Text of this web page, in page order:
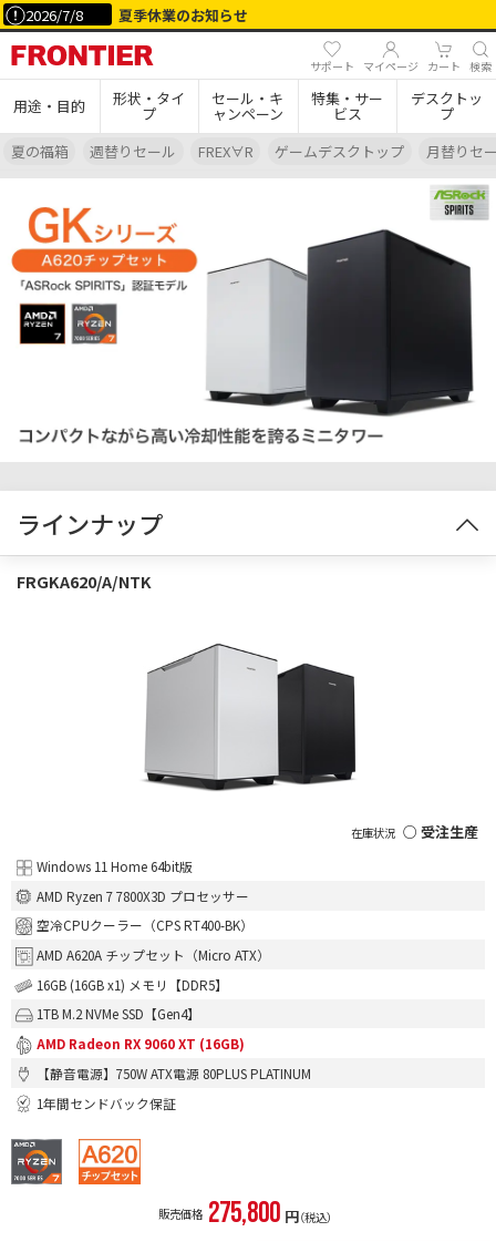
2026/7/8 夏季休業のお知らせ
サポート マイページ カート 検索
用途・目的 形状・タイ
プ
セール・キ
ャンペーン
特集・サー
ビス
デスクトッ
プ
夏の福箱
週替りセール FREX∀R ゲームデスクトップ 月替りセ
ラインナップ
FRGKA620/A/NTK
○ 受注生産
Windows 11 Home 64bit版
AMD Ryzen 7 7800X3D プロセッサー
空冷CPUクーラー（CPS RT400-BK）
AMD A620A チップセット（Micro ATX）
16GB (16GB x1) メモリ【DDR5】
1TB M.2 NVMe SSD【Gen4】
AMD Radeon RX 9060 XT (16GB)
【静音電源】750W ATX電源 80PLUS PLATINUM
1年間センドバック保証
販売価格 275,800 円（税込）